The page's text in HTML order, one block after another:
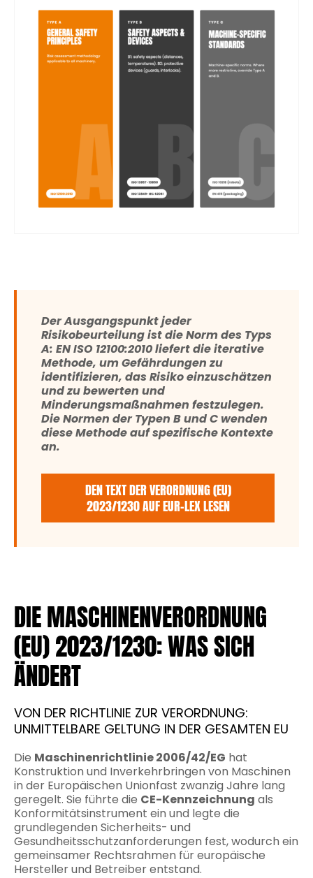
Der Ausgangspunkt jeder
Risikobeurteilung ist die Norm des Typs
A: EN ISO 12100:2010 liefert die iterative
Methode, um Gefährdungen zu
identifizieren, das Risiko einzuschätzen
und zu bewerten und
Minderungsmaßnahmen festzulegen.
Die Normen der Typen B und C wenden
diese Methode auf spezifische Kontexte
an.
DEN TEXT DER VERORDNUNG (EU)
2023/1230 AUF EUR-LEX LESEN
DIE MASCHINENVERORDNUNG
(EU) 2023/1230: WAS SICH
ÄNDERT
VON DER RICHTLINIE ZUR VERORDNUNG:
UNMITTELBARE GELTUNG IN DER GESAMTEN EU
Die Maschinenrichtlinie 2006/42/EG hat
Konstruktion und Inverkehrbringen von Maschinen
in der Europäischen Unionfast zwanzig Jahre lang
geregelt. Sie führte die CE-Kennzeichnung als
Konformitätsinstrument ein und legte die
grundlegenden Sicherheits- und
Gesundheitsschutzanforderungen fest, wodurch ein
gemeinsamer Rechtsrahmen für europäische
Hersteller und Betreiber entstand.